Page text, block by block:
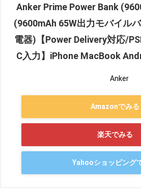
Anker Prime Power Bank
(9600mAh 65W出力モバイル
電器)【Power Delivery対応/
C入力】iPhone MacBook
Anker
Amazonでみる
楽天でみる
Yahooショッピング